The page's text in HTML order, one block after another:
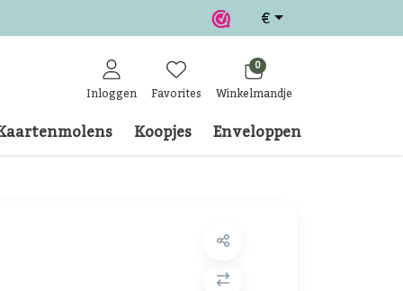
€
Inloggen Favorites
0
Winkelmandje
Koopjes Enveloppen